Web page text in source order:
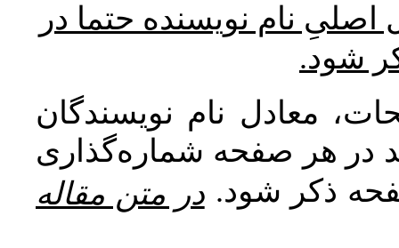
نام نویسنده حتما در
شود.
معادل نام نویسندگان
در هر صفحه شماره‌گذاری
ذکر شود. در متن مقاله